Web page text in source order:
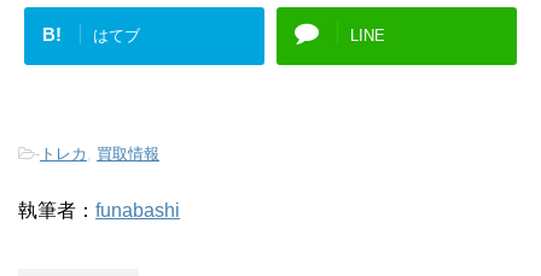
B! はてブ LINE
- トレカ 買取情報
執筆者： funabashi